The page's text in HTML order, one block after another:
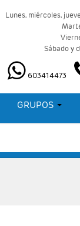
Lunes, miércoles,
Sábado y
603414473
GRUPOS